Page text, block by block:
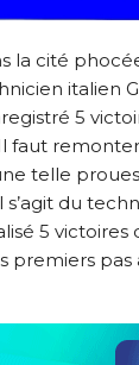
la cité
italien
5
faut
telle
s’agit du
5 victoires
premiers pas